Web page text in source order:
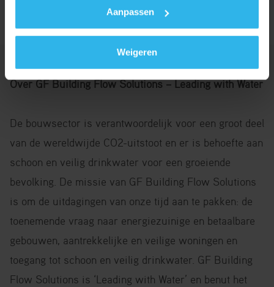
Aanpassen
Weigeren
Over GF Building Flow Solutions – Leading with Water
De bouwsector is verantwoordelijk voor een groot deel
van de wereldwijde CO2-uitstoot en er is behoefte aan
schoon en veilig drinkwater voor een groeiende
bevolking. De missie van GF Building Flow Solutions
is om de uitdagingen van onze tijd aan te pakken: de
toenemende vraag naar energiezuinige en betaalbare
gebouwen, aantrekkelijke en veilige woningen en
toegang tot schoon en veilig drinkwater. GF Building
Flow Solutions is ‘Leading with Water’ en benut het